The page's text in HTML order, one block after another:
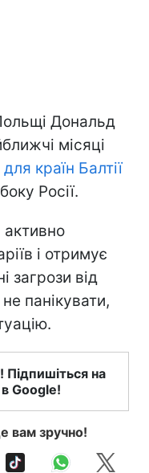
Дональд
місяці
країн Балтії
Росії.
і отримує
загрози від
панікувати,
Підпишіться на
Google!
вам зручно!